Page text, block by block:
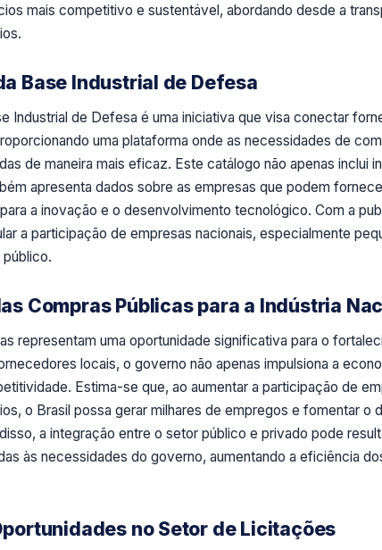
mais competitivo e sustentável, abordando desde a
Base Industrial de Defesa
Industrial de Defesa é uma iniciativa que visa conectar
uma plataforma onde as necessidades de
de maneira mais eficaz. Este catálogo não apenas inclui
apresenta dados sobre as empresas que podem
a inovação e o desenvolvimento tecnológico. Com a
a participação de empresas nacionais, especialmente
Compras Públicas para a Indústria
representam uma oportunidade significativa para o
locais, o governo não apenas impulsiona a
Estima-se que, ao aumentar a participação de
o Brasil possa gerar milhares de empregos e fomentar o
a integração entre o setor público e privado pode
às necessidades do governo, aumentando a eficiência
no Setor de Licitações